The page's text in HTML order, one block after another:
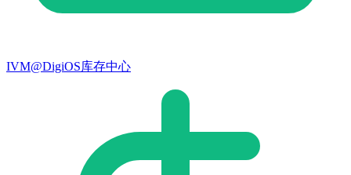
IVM@DigiOS库存中心